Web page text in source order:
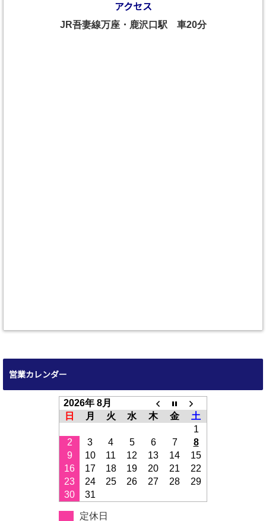
アクセス
JR吾妻線万座・鹿沢口駅 車20分
営業カレンダー
2026年 8月
日
月 火 水 木 金
土
1
2
3 4 5 6 7
8
9
10 11 12 13 14
15
16
17 18 19 20 21
22
23
24 25 26 27 28
29
30
31
定休日